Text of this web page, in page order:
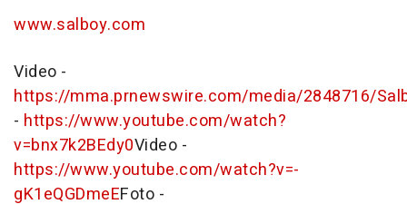
www.salboy.com
Video -
https://mma.prnewswire.com/media/2848716/
- https://www.youtube.com/watch?
v=bnx7k2BEdy0Video -
https://www.youtube.com/watch?v=-
gK1eQGDmeEFoto -